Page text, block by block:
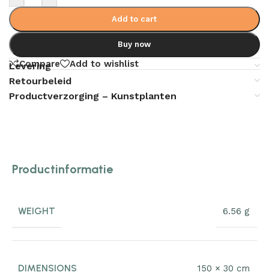
Add to cart
Buy now
Compare Add to wishlist
Levering
Retourbeleid
Productverzorging – Kunstplanten
Productinformatie
WEIGHT 6.56 g
DIMENSIONS 150 × 30 cm